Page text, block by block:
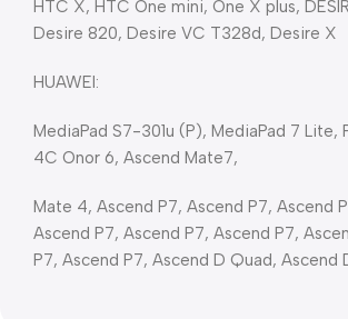
HTC X, HTC One mini, One X plus,
Desire 820, Desire VC T328d, Desire X
HUAWEI:
MediaPad S7-301u (P), MediaPad 7 Lite,
4C Onor 6, Ascend Mate7,
Mate 4, Ascend P7, Ascend P7, Ascend
Ascend P7, Ascend P7, Ascend P7,
P7, Ascend P7, Ascend D Quad, Ascend